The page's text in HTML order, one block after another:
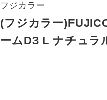
フジカラー
(フジカラー
ームD3 L ナチュラ